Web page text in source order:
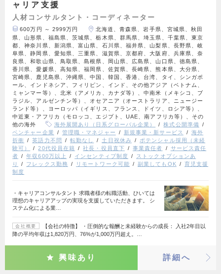
ャリア支援
人材コンサルタント・コーディネーター
600万円 ～ 2999万円
北海道、青森県、岩手県、宮城県、秋田
県、山形県、福島県、茨城県、栃木県、群馬県、埼玉県、千葉県、東京
都、神奈川県、新潟県、富山県、石川県、福井県、山梨県、長野県、岐
阜県、静岡県、愛知県、三重県、滋賀県、京都府、大阪府、兵庫県、奈
良県、和歌山県、鳥取県、島根県、岡山県、広島県、山口県、徳島県、
香川県、愛媛県、高知県、福岡県、佐賀県、長崎県、熊本県、大分県、
宮崎県、鹿児島県、沖縄県、中国、韓国、香港、台湾、タイ、シンガポ
ール、インドネシア、フィリピン、インド、その他アジア（ベトナム、
ミャンマー等）、北米（アメリカ、カナダ等）、中南米（メキシコ、ブ
ラジル、アルゼンチン等）、オセアニア（オーストラリア、ニュージー
ランド等）、ヨーロッパ（イギリス、フランス、ドイツ、ロシア等）、
中近東・アフリカ（モロッコ、エジプト、UAE、南アフリカ等）、その
他の海外
海外展開あり（日系グローバル企業）
株式公開準備
ベンチャー企業
管理職・マネジャー 新規事業・新サービス
海外
折衝
英語力不問 転勤なし 土日祝休み
ポテンシャル採用（未経
験可）
20代役員在籍 社長・役員直下 事業責任者
サービス責任
者
年収600万以上 インセンティブ制度
ストックオプションあ
り
フレックス勤務 リモートワーク可能 副業してもOK
育児支援
制度
・キャリアコンサルタント 求職者様の転職活動、ひいては
理想のキャリアアップの実現を支援していただきます。 シ
ステム化による業…
会社概要
【会社の特徴】 ・圧倒的な報酬と未経験からの成長： 入社2年目以
降の平均年収は1,820万円、76%が1,000万円超え。…
興味あり 詳細へ